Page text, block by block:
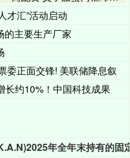
才汇”活动启动
的主要生产厂家
委正面交锋! 美联储降息叙
长约10%！中国科技成果